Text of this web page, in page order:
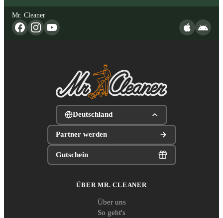
Mr. Cleaner
Deutschland
Partner werden
Gutschein
ÜBER MR. CLEANER
Über uns
So geht's